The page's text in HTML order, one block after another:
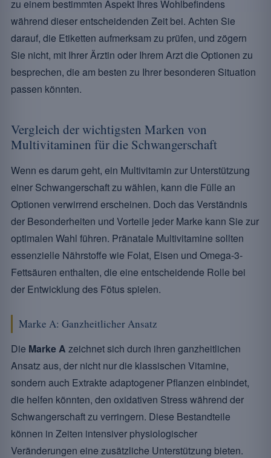
zu einem bestimmten Aspekt Ihres Wohlbefindens
während dieser entscheidenden Zeit bei. Achten Sie
darauf, die Etiketten aufmerksam zu prüfen, und zögern
Sie nicht, mit Ihrer Ärztin oder Ihrem Arzt die Optionen zu
besprechen, die am besten zu Ihrer besonderen Situation
passen könnten.
Vergleich der wichtigsten Marken von
Multivitaminen für die Schwangerschaft
Wenn es darum geht, ein Multivitamin zur Unterstützung
einer Schwangerschaft zu wählen, kann die Fülle an
Optionen verwirrend erscheinen. Doch das Verständnis
der Besonderheiten und Vorteile jeder Marke kann Sie zur
optimalen Wahl führen. Pränatale Multivitamine sollten
essenzielle Nährstoffe wie Folat, Eisen und Omega-3-
Fettsäuren enthalten, die eine entscheidende Rolle bei
der Entwicklung des Fötus spielen.
Marke A: Ganzheitlicher Ansatz
Die Marke A zeichnet sich durch ihren ganzheitlichen
Ansatz aus, der nicht nur die klassischen Vitamine,
sondern auch Extrakte adaptogener Pflanzen einbindet,
die helfen könnten, den oxidativen Stress während der
Schwangerschaft zu verringern. Diese Bestandteile
können in Zeiten intensiver physiologischer
Veränderungen eine zusätzliche Unterstützung bieten.